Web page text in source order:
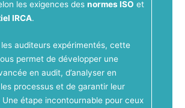
les exigences des normes ISO et
IRCA.
auditeurs expérimentés, cette
permet de développer une
en audit, d’analyser en
processus et de garantir leur
étape incontournable pour ceux